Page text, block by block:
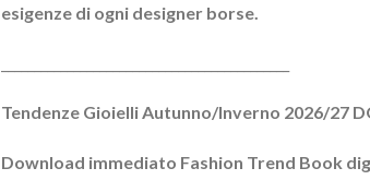
esigenze di ogni designer borse.
Tendenze Gioielli Autunno/Inverno 2026/27
Download immediato Fashion Trend Book